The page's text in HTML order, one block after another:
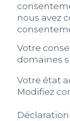
nous avez
Votre
domaines
Votre état
Modifiez